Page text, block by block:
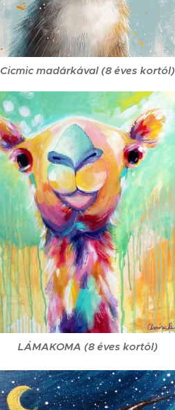
Cicmic madárkával (8 éves kortól)
LÁMAKOMA (8 éves kortól)